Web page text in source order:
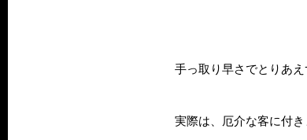
手っ取り早さでとりあ
実際は、厄介な客に付